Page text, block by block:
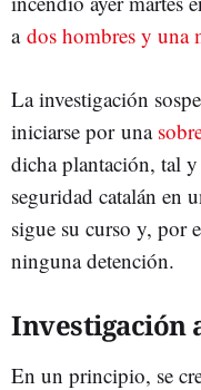
a dos hombres y una
La investigación
iniciarse por una
dicha plantación, tal
seguridad catalán en
sigue su curso y, por
ninguna detención.
Investigación
En un principio, se